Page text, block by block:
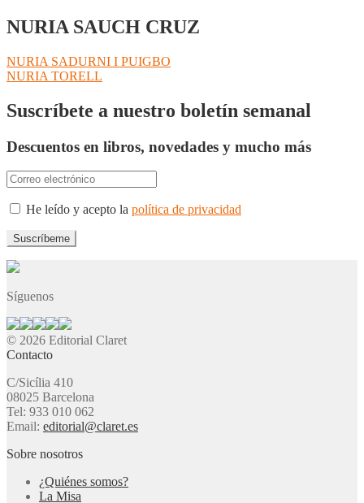
NURIA SAUCH CRUZ
Navegación
de
entradas
Anterior:
NURIA SADURNI I PUIGBO
Siguiente:
NURIA TORELL
Suscríbete a nuestro boletín semanal
Descuentos en libros, novedades y mucho más
He leído y acepto la política de privacidad
Síguenos
© 2026 Editorial Claret
Contacto
C/Sicília 410
08025 Barcelona
Tel: 933 010 062
Email: editorial@claret.es
Sobre nosotros
¿Quiénes somos?
La Misa